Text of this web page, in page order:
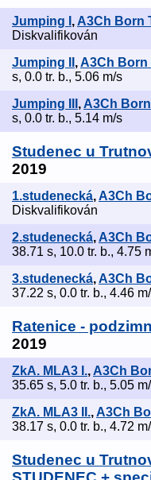
Jumping I , A3Ch Born
Diskvalifikován
Jumping II ,A3Ch Born
s, 0.0 tr. b., 5.06 m/s
Jumping III , A3Ch
s, 0.0 tr. b., 5.14 m/s
Studenec u
2019
1.studenecká,A3Ch
Diskvalifikován
2.studenecká, A3Ch
38.71 s, 10.0 tr. b., 4.75
3.studenecká,A3Ch
37.22 s, 0.0 tr. b., 4.46
Ratenice -
2019
ZkA. MLA3 I., A3Ch
35.65 s, 5.0 tr. b., 5.05
ZkA. MLA3 II.,A3Ch
38.17 s, 0.0 tr. b., 4.72
Studenec u